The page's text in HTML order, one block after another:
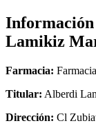
Información
Lamikiz
Farmacia:
Titular: Alberdi
Dirección: Cl